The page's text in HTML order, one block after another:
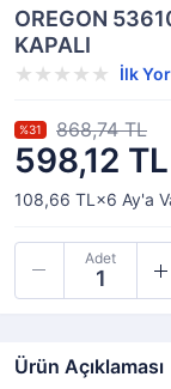
OREGON
KAPALI
İlk
598,12 TL
%31 868,74 TL
108,66 TL×6 Ay'a
Adet
Ürün Açıklaması